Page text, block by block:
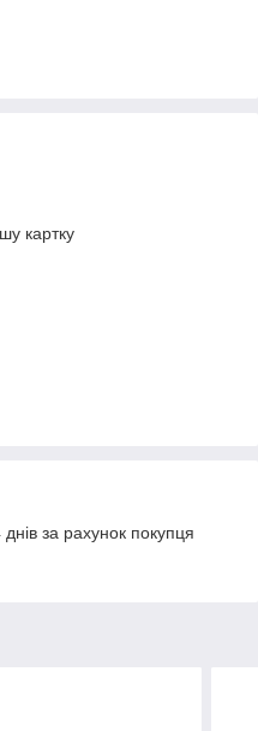
картку
за рахунок покупця